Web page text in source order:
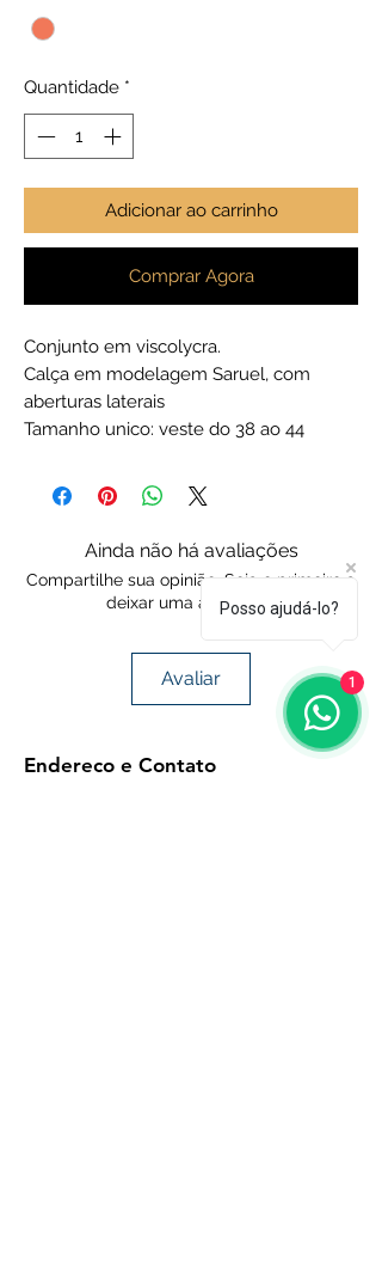
Quantidade *
Adicionar ao carrinho
Comprar Agora
Conjunto em viscolycra.
Calça em modelagem Saruel, com
aberturas laterais
Tamanho unico: veste do 38 ao 44
Ainda não há avaliações
Compartilhe sua opinião. Seja o primeiro a
deixar uma avaliação.
Avaliar
Endereço e Contato
Posso ajudá-lo?
1